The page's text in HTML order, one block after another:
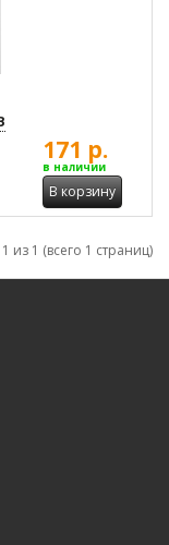
171 р.
в наличии
В корзину
из 1 (всего 1 страниц)